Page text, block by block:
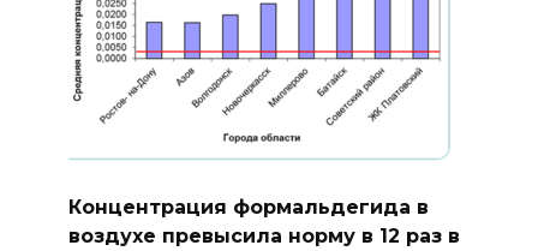
Концентрация формальдегида в
воздухе превысила норму в 12 раз в